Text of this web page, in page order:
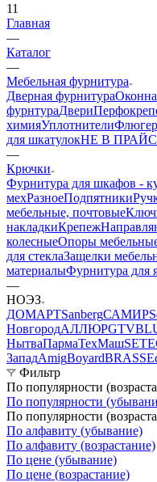
11
Главная
—
Каталог
—
Мебельная фурнитура
Дверная фурнитура
фурнтураДвери
химияУплотнители
для шкатулокНЕ В ПРАЙС
—
Крючки
Фурнитура для шкафов -
мехРазноеПодпятники
мебельные, почтовые
накладкиКрепеж
колесныеОпоры
для стеклаЗащелки
материалыФурнитура для
—
НОЭЗ
ДОМАРТSanbergСАМИР
НовгородАЛЛЮРGTV
НытваПармаТехМашSETE
ЗападAmigBoyardBRASS
Фильтр
По популярности
По популярности
По популярности
По алфавиту (убывание)
По алфавиту (возрастание)
По цене (убывание)
По цене (возрастание)